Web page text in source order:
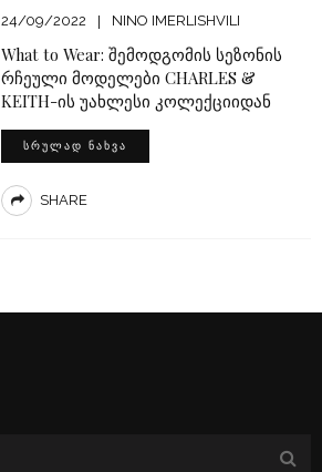
24/09/2022 NINO IMERLISHVILI
What to Wear: შემოდგომის სეზონის
რჩეული მოდელები CHARLES &
KEITH-ის უახლესი კოლექციიდან
ᲡᲠᲣᲚᲐᲓ ᲜᲐᲮᲕᲐ
SHARE